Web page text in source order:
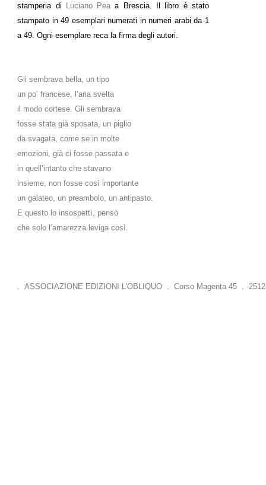
stamperia di
Luciano Pea a Brescia. Il libro è stato
stampato in 49 esemplari numerati in numeri arabi da 1
a 49. Ogni esemplare reca la firma degli autori.
Gli sembrava bella, un tipo
un po’ francese, l’aria svelta
il modo cortese. Gli sembrava
fosse stata già sposata, un piglio
da svagata, come se in molte
emozioni, già ci fosse passata e
in quell’intanto che stavano
insieme, non fosse così importante
un galateo, un preambolo, un antipasto.
E questo lo insospettì, pensò
che solo l’amarezza leviga così.
. ASSOCIAZIONE EDIZIONI L'OBLIQUO . Corso Magenta 45 .